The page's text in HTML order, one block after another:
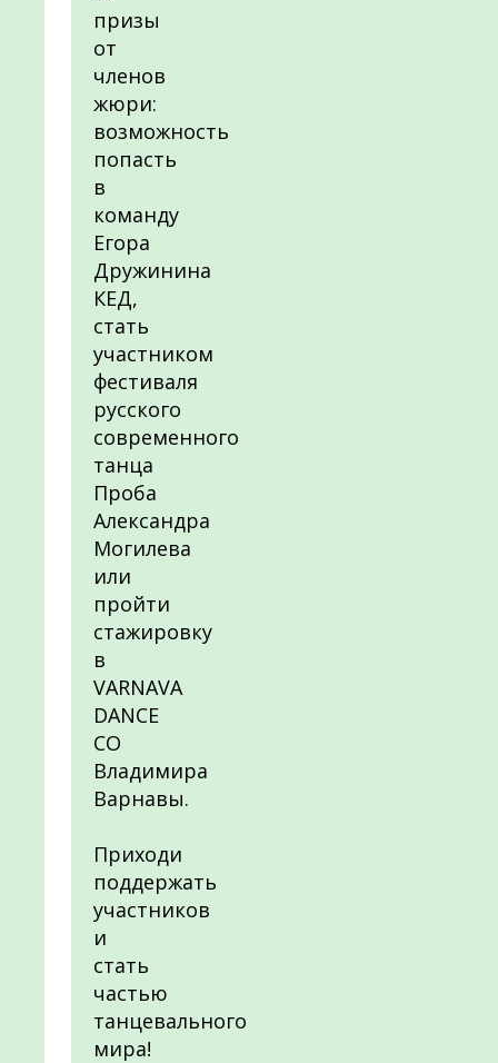
призы
от
членов
жюри:
возможность
попасть
в
команду
Егора
Дружинина
КЕД,
стать
участником
фестиваля
русского
современного
танца
Проба
Александра
Могилева
или
пройти
стажировку
в
VARNAVA
DANCE
CO
Владимира
Варнавы.
Приходи
поддержать
участников
и
стать
частью
танцевального
мира!